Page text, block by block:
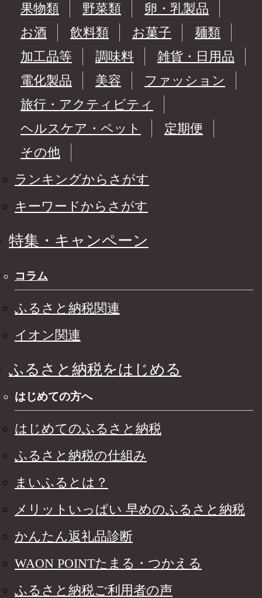
果物類
野菜類
卵・乳製品
お酒
飲料類 お菓子
麺類
加工品等
調味料
雑貨・日用品
電化製品
美容
ファッション
旅行・アクティビティ
ヘルスケア・ペット
定期便
その他
ランキングからさがす
キーワードからさがす
特集・キャンペーン
コラム
ふるさと納税関連
イオン関連
ふるさと納税をはじめる
はじめての方へ
はじめてのふるさと納税
ふるさと納税の仕組み
まいふるとは？
メリットいっぱい 早めのふるさと納税
かんたん返礼品診断
WAON POINTたまる・つかえる
ふるさと納税ご利用者の声